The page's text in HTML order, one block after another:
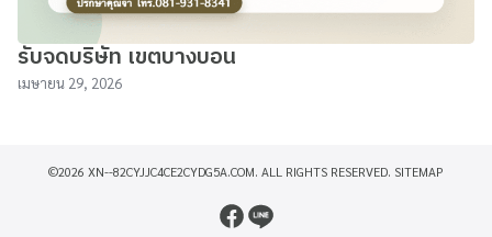
รับจดบริษัท เขตบางบอน
เมษายน 29, 2026
©2026 XN--82CYJJC4CE2CYDG5A.COM. ALL RIGHTS RESERVED. SITEMAP